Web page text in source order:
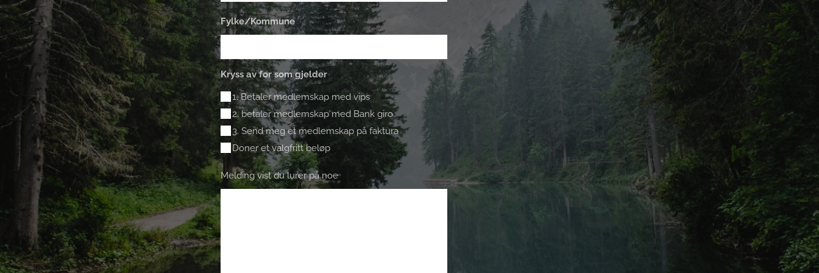
Fylke/Kommune
Kryss av for som gjelder
1. Betaler medlemskap med vips
2. betaler medlemskap med Bank giro
3. Send meg et medlemskap på faktura
Doner et valgfritt beløp
Melding vist du lurer på noe